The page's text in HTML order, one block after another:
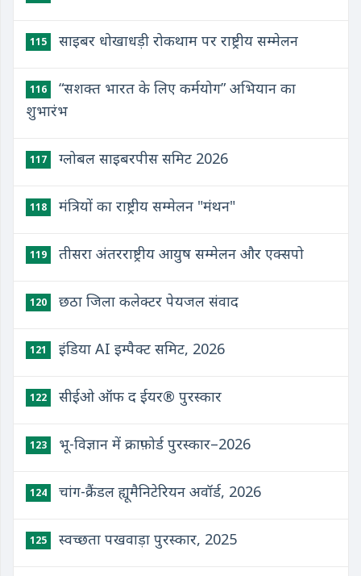
115 साइबर धोखाधड़ी रोकथाम पर राष्ट्रीय सम्मेलन
116
“सशक्त भारत के लिए कर्मयोग” अभियान का
शुभारंभ
117 ग्लोबल साइबरपीस समिट 2026
118 मंत्रियों का राष्ट्रीय सम्मेलन "मंथन"
119 तीसरा अंतरराष्ट्रीय आयुष सम्मेलन और एक्सपो
120 छठा जिला कलेक्टर पेयजल संवाद
121 इंडिया AI इम्पैक्ट समिट, 2026
122 सीईओ ऑफ द ईयर® पुरस्कार
123 भू-विज्ञान में क्राफ़ोर्ड पुरस्कार–2026
124 चांग-क्रैंडल ह्यूमैनिटेरियन अवॉर्ड, 2026
125 स्वच्छता पखवाड़ा पुरस्कार, 2025